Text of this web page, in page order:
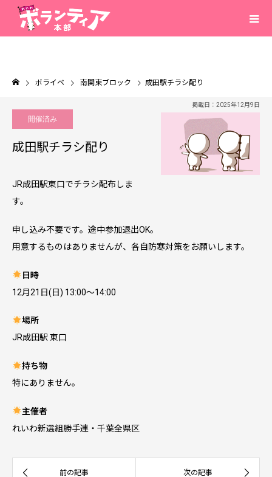
ボライベ 南関東ブロック 成田駅チラシ配り
掲載日：2025年12月9日
開催済み
成田駅チラシ配り
JR成田駅東口でチラシ配布しま
す。
申し込み不要です。途中参加退出OK。
用意するものはありませんが、各自防寒対策をお願いします。
日時
12月21日(日) 13:00～14:00
場所
JR成田駅 東口
持ち物
特にありません。
主催者
れいわ新選組勝手連・千葉全県区